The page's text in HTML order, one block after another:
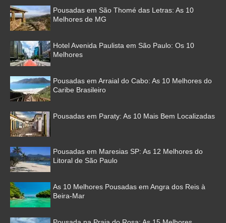
Pousadas em São Thomé das Letras: As 10
Melhores de MG
Hotel Avenida Paulista em São Paulo: Os 10
Melhores
Pousadas em Arraial do Cabo: As 10 Melhores do
Caribe Brasileiro
Pousadas em Paraty: As 10 Mais Bem Localizadas
Pousadas em Maresias SP: As 12 Melhores do
Litoral de São Paulo
As 10 Melhores Pousadas em Angra dos Reis à
Beira-Mar